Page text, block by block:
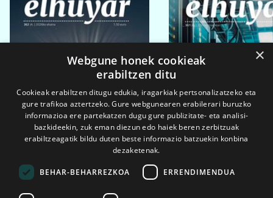
×
Webgune honek cookieak
erabiltzen ditu
Cookieak erabiltzen ditugu edukia, iragarkiak pertsonalizatzeko eta
gure trafikoa aztertzeko. Gure webgunearen erabilerari buruzko
informazioa ere partekatzen dugu gure publizitate- eta analisi-
bazkideekin, zuk eman diezun edo haiek beren zerbitzuak
erabiltzeagatik bildu duten beste informazio batzuekin konbina
dezaketenak.
BEHAR-BEHARREZKOA ERRENDIMENDUA